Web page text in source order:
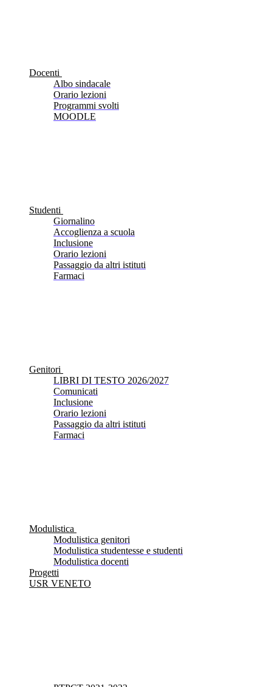
Docenti
Albo sindacale
Orario lezioni
Programmi svolti
MOODLE
Studenti
Giornalino
Accoglienza a scuola
Inclusione
Orario lezioni
Passaggio da altri istituti
Farmaci
Genitori
LIBRI DI TESTO 2026/2027
Comunicati
Inclusione
Orario lezioni
Passaggio da altri istituti
Farmaci
Modulistica
Modulistica genitori
Modulistica studentesse e studenti
Modulistica docenti
Progetti
USR VENETO